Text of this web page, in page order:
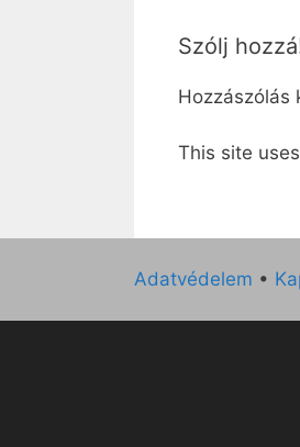
Szólj
Hozzászólás
This site
Adatvédelem •